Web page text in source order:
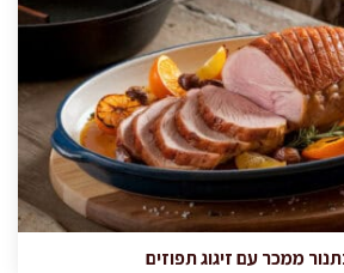
ממכר עם זיגוג תפוזים